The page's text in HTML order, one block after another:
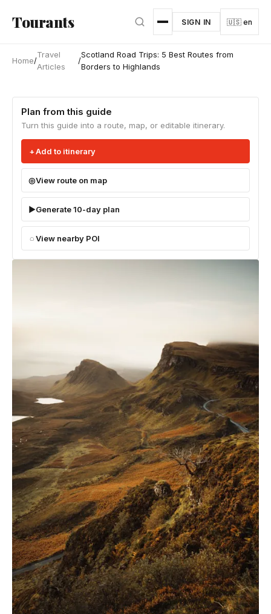
Tourants SIGN IN 🇺🇸 en
Home/
Travel
Articles
/
Scotland Road Trips: 5 Best Routes from
Borders to Highlands
Plan from this guide
Turn this guide into a route, map, or editable itinerary.
Add to itinerary
View route on map
Generate 10-day plan
View nearby POI